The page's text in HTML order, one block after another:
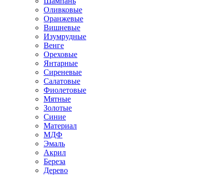
Оливковые
Оранжевые
Вишневые
Изумрудные
Венге
Ореховые
Янтарные
Сиреневые
Салатовые
Фиолетовые
Мятные
Золотые
Синие
Материал
МДФ
Эмаль
Акрил
Береза
Дерево